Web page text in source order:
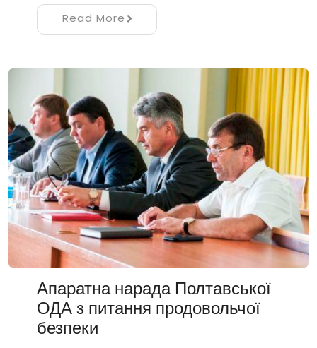
Read More
Апаратна нарада Полтавської
ОДА з питання продовольчої
безпеки